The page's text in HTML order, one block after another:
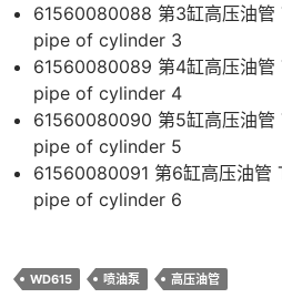
61560080088 第3缸高压油
pipe of cylinder 3
61560080089 第4缸高压油
pipe of cylinder 4
61560080090 第5缸高压油
pipe of cylinder 5
61560080091 第6缸高压油
pipe of cylinder 6
WD615 喷油泵 高压油管